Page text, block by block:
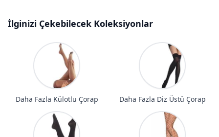
İlginizi Çekebilecek Koleksiyonlar
Daha Fazla Külotlu Çorap Daha Fazla Diz Üstü Çorap